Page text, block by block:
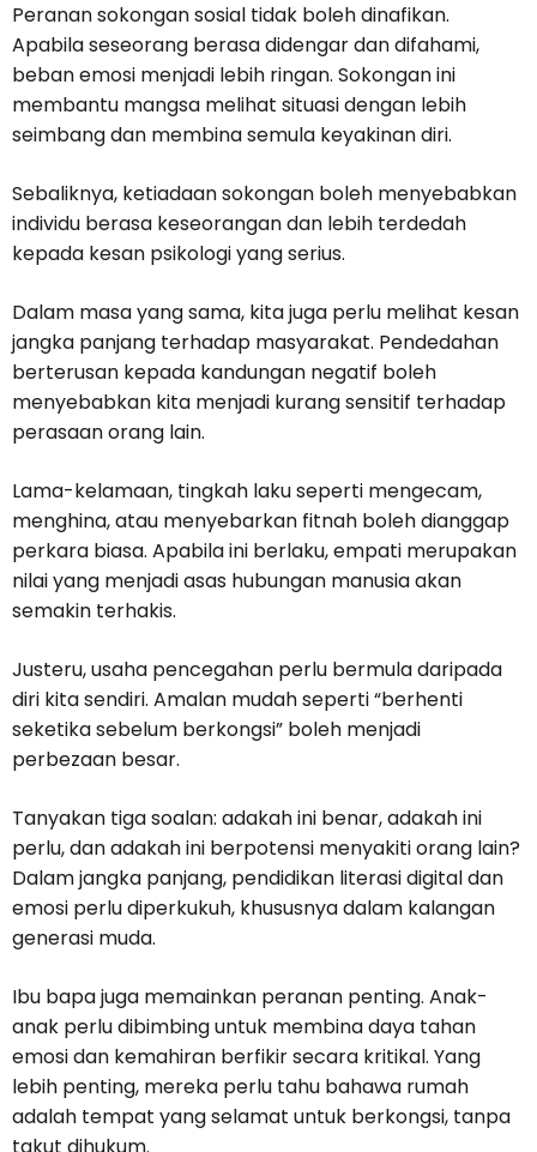
Peranan sokongan sosial tidak boleh dinafikan.
Apabila seseorang berasa didengar dan difahami,
beban emosi menjadi lebih ringan. Sokongan ini
membantu mangsa melihat situasi dengan lebih
seimbang dan membina semula keyakinan diri.
Sebaliknya, ketiadaan sokongan boleh menyebabkan
individu berasa keseorangan dan lebih terdedah
kepada kesan psikologi yang serius.
Dalam masa yang sama, kita juga perlu melihat kesan
jangka panjang terhadap masyarakat. Pendedahan
berterusan kepada kandungan negatif boleh
menyebabkan kita menjadi kurang sensitif terhadap
perasaan orang lain.
Lama-kelamaan, tingkah laku seperti mengecam,
menghina, atau menyebarkan fitnah boleh dianggap
perkara biasa. Apabila ini berlaku, empati merupakan
nilai yang menjadi asas hubungan manusia akan
semakin terhakis.
Justeru, usaha pencegahan perlu bermula daripada
diri kita sendiri. Amalan mudah seperti “berhenti
seketika sebelum berkongsi” boleh menjadi
perbezaan besar.
Tanyakan tiga soalan: adakah ini benar, adakah ini
perlu, dan adakah ini berpotensi menyakiti orang lain?
Dalam jangka panjang, pendidikan literasi digital dan
emosi perlu diperkukuh, khususnya dalam kalangan
generasi muda.
Ibu bapa juga memainkan peranan penting. Anak-
anak perlu dibimbing untuk membina daya tahan
emosi dan kemahiran berfikir secara kritikal. Yang
lebih penting, mereka perlu tahu bahawa rumah
adalah tempat yang selamat untuk berkongsi, tanpa